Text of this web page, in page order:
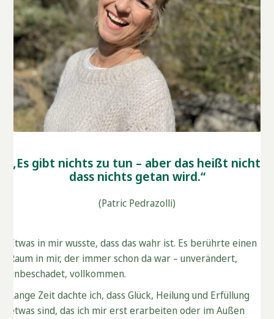
„Es gibt nichts zu tun – aber das heißt nicht,
dass nichts getan wird.“
(Patric Pedrazolli)
Etwas in mir wusste, dass das wahr ist. Es berührte einen
Raum in mir, der immer schon da war – unverändert,
unbeschadet, vollkommen.
Lange Zeit dachte ich, dass Glück, Heilung und Erfüllung
etwas sind, das ich mir erst erarbeiten oder im Außen